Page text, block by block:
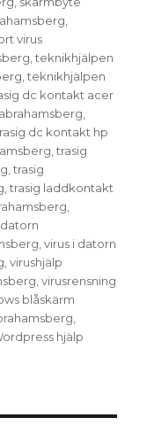
virus
,teknikhjälpen
,teknikhjälpen
dc kontakt acer
dc kontakt hp
,trasig
,trasig
,trasig laddkontakt
,virus i datorn
,virushjälp
,virusrensning
blåskärm
hjälp